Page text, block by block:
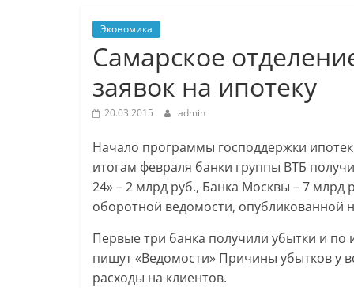
Экономика
Самарское
заявок на ипотеку
20.03.2015 admin
Начало программы господдержки
итогам февраля банки группы ВТБ
24» – 2 млрд руб., Банка Москвы – 7 млрд
оборотной ведомости, опубликованной
Первые три банка получили убытки и
пишут «Ведомости» Причины убытков у
расходы на клиентов.